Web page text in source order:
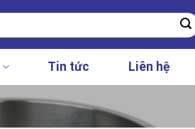
Tin tức Liên hệ